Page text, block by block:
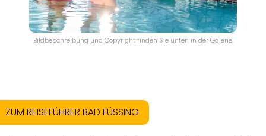
Bildbeschreibung und Copyright finden Sie unten in der Galerie.
ZUM REISEFÜHRER BAD FÜSSING